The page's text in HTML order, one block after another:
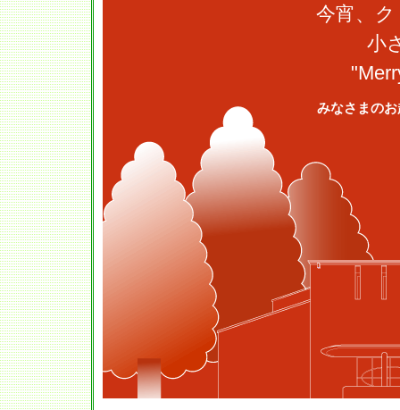
今宵、
小
みなさまの